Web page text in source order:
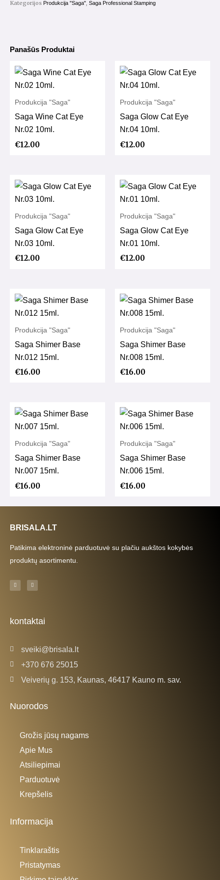
Kategorijos Produkcija "Saga", Saga Professional Stamping
Panašūs Produktai
Produkcija "Saga"
Saga Wine Cat Eye
Nr.02 10ml.
€12.00
Produkcija "Saga"
Saga Glow Cat Eye
Nr.04 10ml.
€12.00
Produkcija "Saga"
Saga Glow Cat Eye
Nr.03 10ml.
€12.00
Produkcija "Saga"
Saga Glow Cat Eye
Nr.01 10ml.
€12.00
Produkcija "Saga"
Saga Shimer Base
Nr.012 15ml.
€16.00
Produkcija "Saga"
Saga Shimer Base
Nr.008 15ml.
€16.00
Produkcija "Saga"
Saga Shimer Base
Nr.007 15ml.
€16.00
Produkcija "Saga"
Saga Shimer Base
Nr.006 15ml.
€16.00
BRISALA.LT
Patikima elektroninė parduotuvė su plačiu aukštos kokybės
produktų asortimentu.
F
a
c
-
f
I
n
s
m
kontaktai
sveiki@brisala.lt
+370 676 25015
Veiverių g. 153, Kaunas, 46417 Kauno m. sav.
Nuorodos
Grožis jūsų nagams
Apie Mus
Atsiliepimai
Parduotuvė
Krepšelis
Informacija
Tinklaraštis
Pristatymas